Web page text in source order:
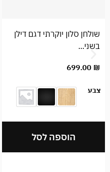
סלון יוקרתי דגם דילן
הוספה לסל